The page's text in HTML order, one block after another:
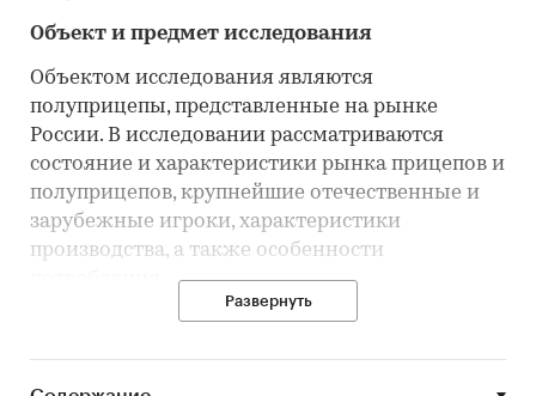
Объект и предмет исследования
Объектом исследования являются
полуприцепы, представленные на рынке
России. В исследовании рассматриваются
состояние и характеристики рынка прицепов и
полуприцепов, крупнейшие отечественные и
зарубежные игроки, характеристики
производства, а также особенности
Предметом исследования являются тенденции
Развернуть